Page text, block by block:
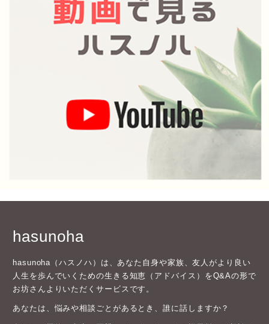
hasunoha
hasunoha（ハスノハ）は、あなた自身や家族、友人がより良い
人生を歩んでいくための生きる知恵（アドバイス）をQ&Aの形で
お坊さんよりいただくサービスです。
あなたは、悩みや相談ごとがあるとき、誰に話しますか？